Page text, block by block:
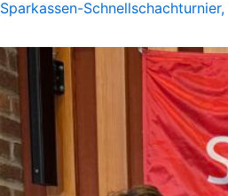
Sparkassen-Schnellschachturnier,